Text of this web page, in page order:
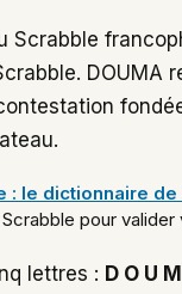
Scrabble
: le dictionnaire
pour
lettres : D O U